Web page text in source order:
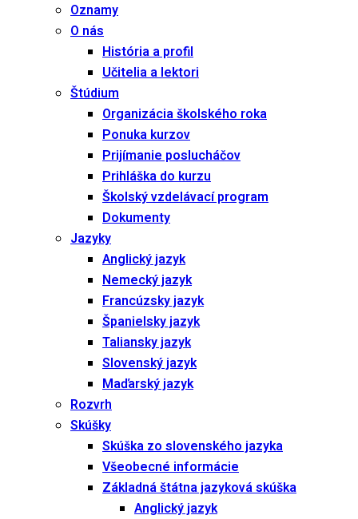
Oznamy
O nás
História a profil
Učitelia a lektori
Štúdium
Organizácia školského roka
Ponuka kurzov
Prijímanie poslucháčov
Prihláška do kurzu
Školský vzdelávací program
Dokumenty
Jazyky
Anglický jazyk
Nemecký jazyk
Francúzsky jazyk
Španielsky jazyk
Taliansky jazyk
Slovenský jazyk
Maďarský jazyk
Rozvrh
Skúšky
Skúška zo slovenského jazyka
Všeobecné informácie
Základná štátna jazyková skúška
Anglický jazyk